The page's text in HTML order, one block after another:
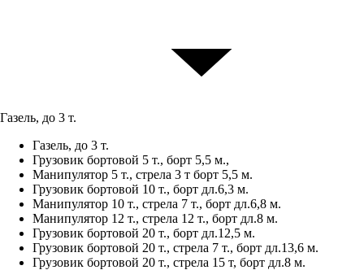
Газель, до 3 т.
Газель, до 3 т.
Грузовик бортовой 5 т., борт 5,5 м.,
Манипулятор 5 т., стрела 3 т борт 5,5 м.
Грузовик бортовой 10 т., борт дл.6,3 м.
Манипулятор 10 т., стрела 7 т., борт дл.6,8 м.
Манипулятор 12 т., стрела 12 т., борт дл.8 м.
Грузовик бортовой 20 т., борт дл.12,5 м.
Грузовик бортовой 20 т., стрела 7 т., борт дл.13,6 м.
Грузовик бортовой 20 т., стрела 15 т, борт дл.8 м.